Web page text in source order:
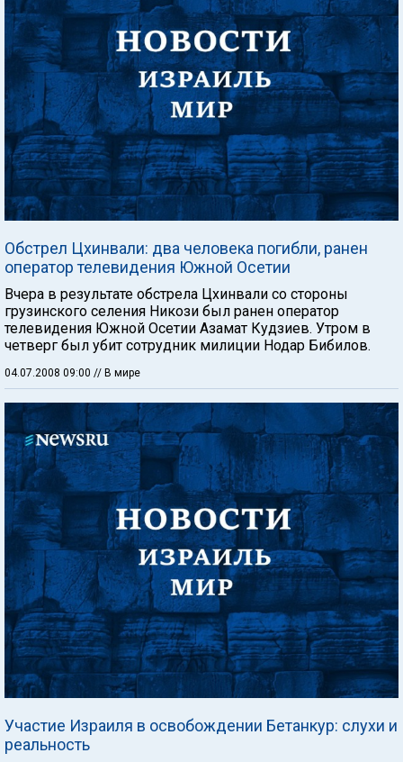
Обстрел Цхинвали: два человека погибли, ранен
оператор телевидения Южной Осетии
Вчера в результате обстрела Цхинвали со стороны
грузинского селения Никози был ранен оператор
телевидения Южной Осетии Азамат Кудзиев. Утром в
четверг был убит сотрудник милиции Нодар Бибилов.
04.07.2008 09:00 // В мире
Участие Израиля в освобождении Бетанкур: слухи и
реальность